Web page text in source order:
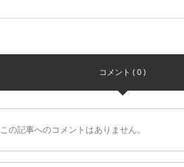
コメント ( 0 )
この記事へのコメントはありません。